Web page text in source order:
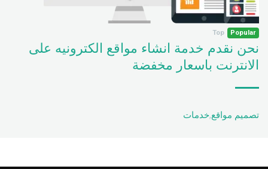
Popular
Top
نحن نقدم خدمة انشاء مواقع الكترونيه على
الانترنت باسعار مخفضة
تصميم مواقع,خدمات